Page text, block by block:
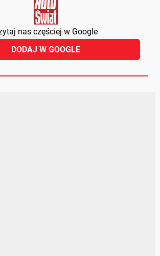
nas częściej w Google
DODAJ W GOOGLE